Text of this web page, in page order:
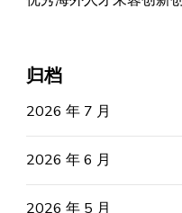
归档
2026 年 7 月
2026 年 6 月
2026 年 5 月